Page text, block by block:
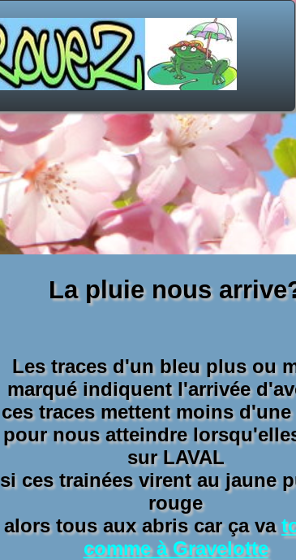
La pluie nous
Les traces d'un bleu plus ou
marqué indiquent l'arrivée
ces traces mettent moins d'une
pour nous atteindre
sur LAVAL
si ces trainées virent au jaune
rouge
alors tous aux abris car ça va
comme à Gravelotte